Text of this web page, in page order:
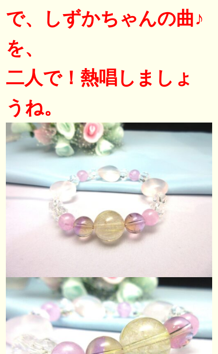
で、しずかちゃんの曲♪
を、
二人で！熱唱しましょ
うね。